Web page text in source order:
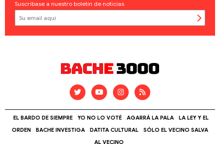
Suscríbase a nuestro boletín de noticias
EL BARDO DE SIEMPRE YO NO LO VOTÉ AGARRÁ LA PALA
LA LEY Y EL
ORDEN
BACHE INVESTIGA DATITA CULTURAL
SÓLO EL VECINO SALVA
AL VECINO